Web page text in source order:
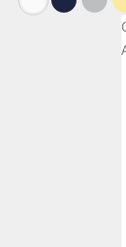
BlancoAzul Gris